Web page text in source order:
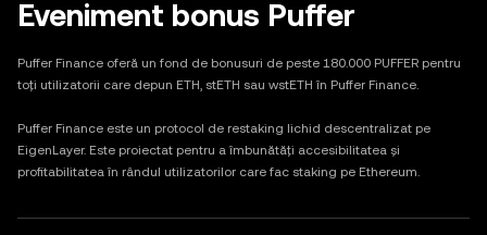
Eveniment bonus Puffer
Puffer Finance oferă un fond de bonusuri de peste 180.000 PUFFER pentru
toți utilizatorii care depun ETH, stETH sau wstETH în Puffer Finance.
Puffer Finance este un protocol de restaking lichid descentralizat pe
EigenLayer. Este proiectat pentru a îmbunătăți accesibilitatea și
profitabilitatea în rândul utilizatorilor care fac staking pe Ethereum.
puffer